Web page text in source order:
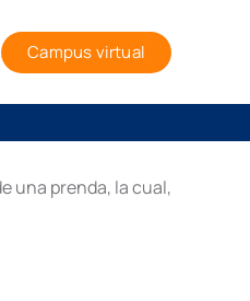
Campus virtual
una prenda, la cual,